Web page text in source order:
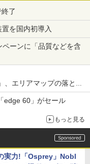
了
を国内初導入
ーンに「品質などを含
、エリアマップの落とし
edge 60」がセール
もっと見る
実力!「Osprey」Nobl